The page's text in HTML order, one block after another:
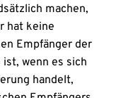
machen,
hat keine
Empfänger der
ist, wenn es sich
handelt,